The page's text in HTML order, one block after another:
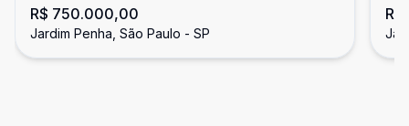
R$ 750.000,00
Jardim Penha, São Paulo - SP